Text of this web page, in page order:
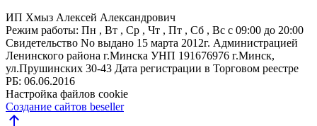
ИП Хмыз Алексей Александрович
Режим работы: Пн , Вт , Ср , Чт , Пт , Сб , Вс c 09:00 до 20:00
Свидетельство No выдано 15 марта 2012г. Администрацией
Ленинского района г.Минска УНП 191676976 г.Минск,
ул.Прушинских 30-43 Дата регистрации в Торговом реестре
РБ: 06.06.2016
Настройка файлов cookie
Создание сайтов beseller
north